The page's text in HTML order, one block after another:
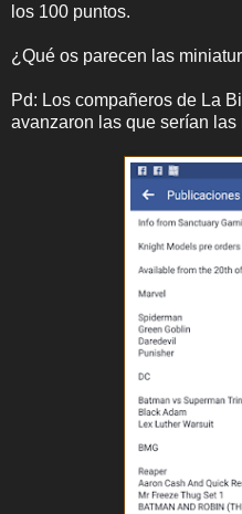
los 100 puntos.
¿Qué os parecen las
Pd: Los compañeros de La
avanzaron las que serían las